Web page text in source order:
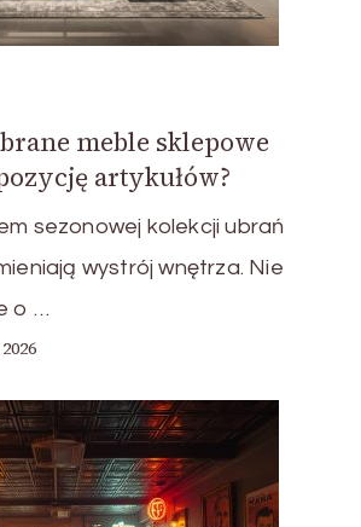
meble sklepowe
artykułów?
sezonowej kolekcji ubrań
wystrój wnętrza. Nie
o …